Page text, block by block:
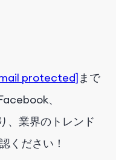
protected]まで
、
、業界のトレンド
ください！